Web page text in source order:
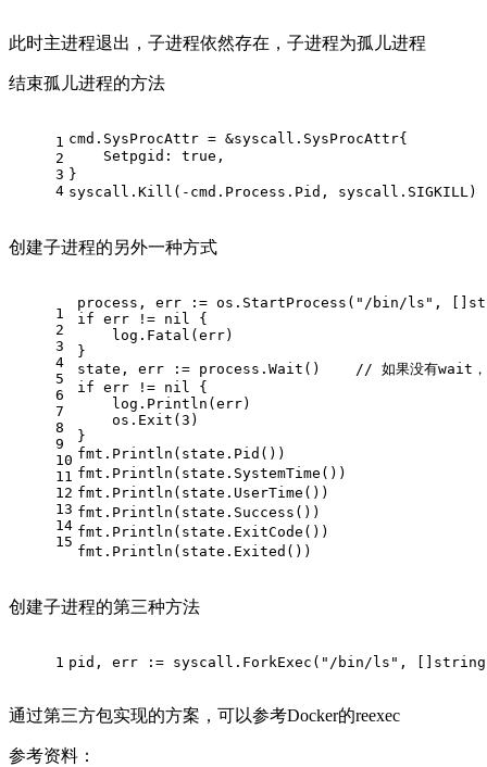
此时主进程退出，子进程依然存在，子进程为孤儿进程
结束孤儿进程的方法
1
2
3
4
cmd.SysProcAttr = &syscall.SysProcAttr{
    Setpgid:
true
}
syscall.Kill(-cmd.Process.Pid,
创建子进程的另外一种方式
1
2
3
4
5
6
7
8
9
10
11
12
13
14
15
process, err := os.StartProcess( "/bin/ls" , []
if err != nil {
    log.Fatal(err)
}
state, err := process.Wait() // 如果没有wait，则
if err != nil {
    log.Println(err)
    os.Exit(
3 )
}
创建子进程的第三种方法
1 pid, err := syscall.ForkExec("/bin/ls",
通过第三方包实现的方案，可以参考Docker的reexec
参考资料：